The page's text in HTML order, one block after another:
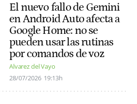
El nuevo fallo de Gemini
en Android Auto afecta a
Google Home: no se
pueden usar las rutinas
por comandos de voz
Alvarez del Vayo
28/07/2026 19:13h